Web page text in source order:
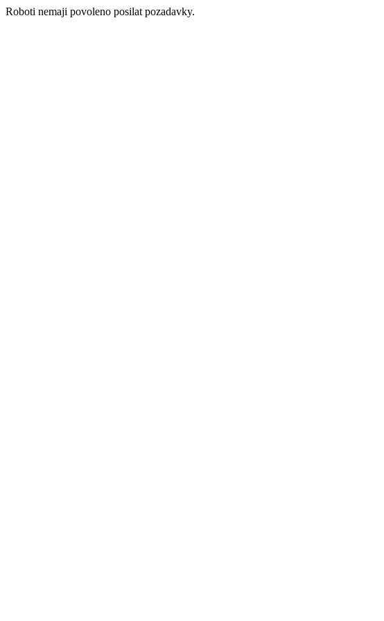
Roboti nemaji povoleno posilat pozadavky.